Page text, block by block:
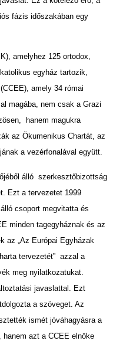
fázis időszakában egy
amelyhez 125 ortodox,
egyház tartozik,
amely 34 római
magába, nem csak a Grazi
hanem magukra
az Ökumenikus Chartát, az
a vezérfonalával együtt.
álló szerkesztőbizottság
Ezt a tervezetet 1999
csoport megvitatta és
minden tagegyháznak és az
az „Az Európai Egyházak
tervezetét” azzal a
meg nyilatkozatukat.
javaslattal. Ezt
a szöveget. Az
ismét jóváhagyásra a
azt a CCEE elnöke